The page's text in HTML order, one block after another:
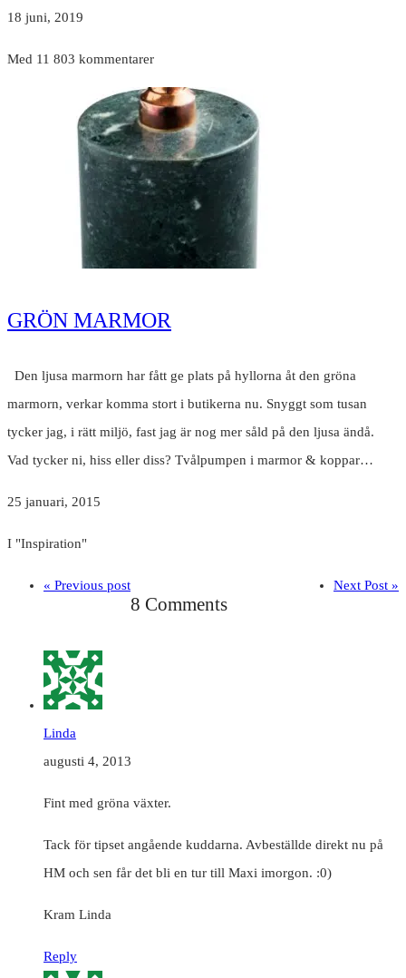
18 juni, 2019
Med 11 803 kommentarer
GRÖN MARMOR
Den ljusa marmorn har fått ge plats på hyllorna åt den gröna
marmorn, verkar komma stort i butikerna nu. Snyggt som tusan
tycker jag, i rätt miljö, fast jag är nog mer såld på den ljusa ändå.
Vad tycker ni, hiss eller diss? Tvålpumpen i marmor & koppar…
25 januari, 2015
I "Inspiration"
« Previous post Next Post »
8 Comments
Linda
augusti 4, 2013
Fint med gröna växter.
Tack för tipset angående kuddarna. Avbeställde direkt nu på
HM och sen får det bli en tur till Maxi imorgon. :0)
Kram Linda
Reply